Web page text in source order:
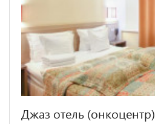
Джаз отель (онкоцентр)